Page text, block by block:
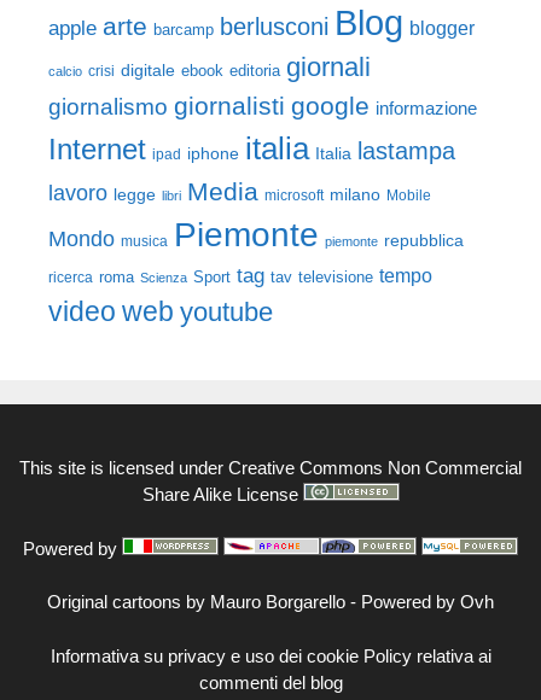
apple arte barcamp berlusconi Blog blogger
calcio crisi digitale ebook editoria giornali
giornalismo giornalisti google informazione
Internet ipad iphone italia Italia lastampa
lavoro legge libri Media microsoft milano Mobile
Mondo musica Piemonte piemonte repubblica
ricerca roma Scienza Sport tag tav televisione tempo
video web youtube
This site is licensed under Creative Commons Non Commercial
Share Alike License
Powered by
Original cartoons by Mauro Borgarello - Powered by Ovh
Informativa su privacy e uso dei cookie Policy relativa ai
commenti del blog